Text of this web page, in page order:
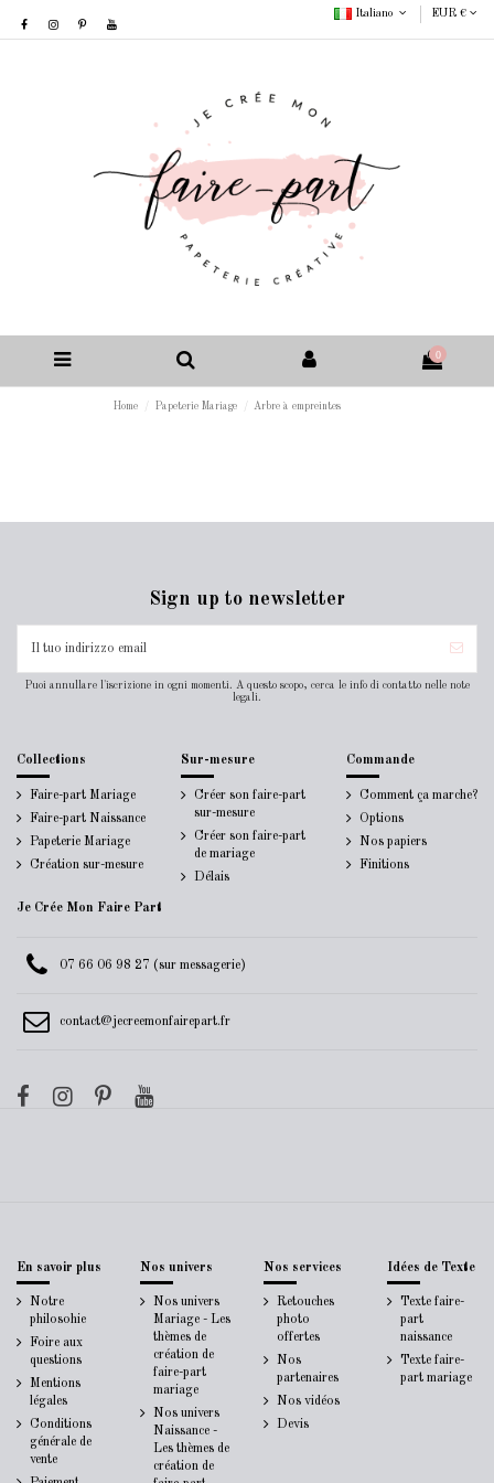
Italiano EUR €
0
Home Papeterie Mariage Arbre à empreintes
Sign up to newsletter
Puoi annullare l'iscrizione in ogni momenti. A questo scopo, cerca le info di contatto nelle note
legali.
Collections
Faire-part Mariage
Faire-part Naissance
Papeterie Mariage
Création sur-mesure
Sur-mesure
Créer son faire-part
sur-mesure
Créer son faire-part
de mariage
Délais
Commande
Comment ça marche?
Options
Nos papiers
Finitions
Je Crée Mon Faire Part
07 66 06 98 27 (sur messagerie)
contact@jecreemonfairepart.fr
En savoir plus
Notre
philosohie
Foire aux
questions
Mentions
légales
Conditions
générale de
vente
Nos univers
Nos univers
Mariage - Les
thèmes de
création de
faire-part
mariage
Nos univers
Naissance -
Les thèmes de
création de
Nos services
Retouches
photo
offertes
Nos
partenaires
Nos vidéos
Devis
Idées de Texte
Texte faire-
part
naissance
Texte faire-
part mariage